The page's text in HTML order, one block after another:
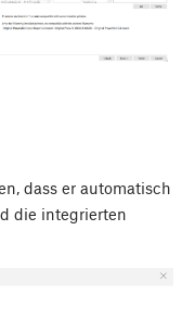
dass er automatisch
die integrierten